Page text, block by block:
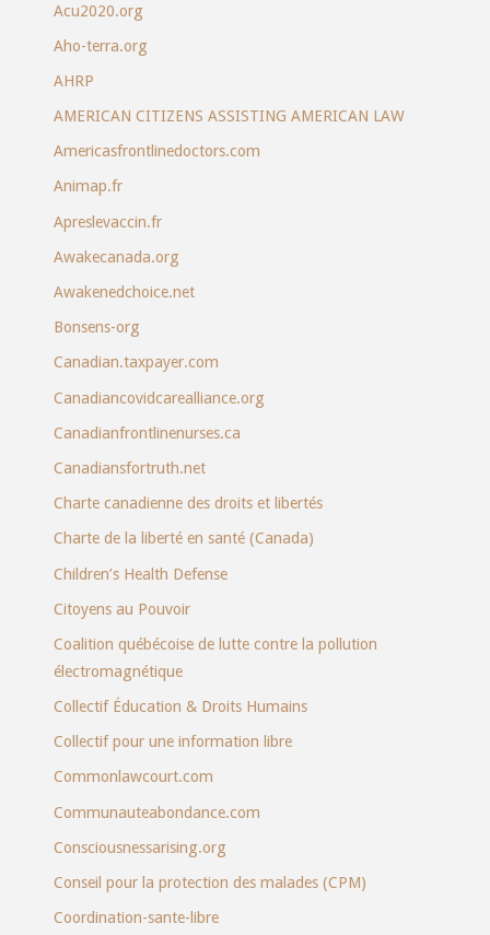
Acu2020.org
Aho-terra.org
AHRP
AMERICAN CITIZENS ASSISTING AMERICAN LAW
Americasfrontlinedoctors.com
Animap.fr
Apreslevaccin.fr
Awakecanada.org
Awakenedchoice.net
Bonsens-org
Canadian.taxpayer.com
Canadiancovidcarealliance.org
Canadianfrontlinenurses.ca
Canadiansfortruth.net
Charte canadienne des droits et libertés
Charte de la liberté en santé (Canada)
Children’s Health Defense
Citoyens au Pouvoir
Coalition québécoise de lutte contre la pollution
électromagnétique
Collectif Éducation & Droits Humains
Collectif pour une information libre
Commonlawcourt.com
Communauteabondance.com
Consciousnessarising.org
Conseil pour la protection des malades (CPM)
Coordination-sante-libre